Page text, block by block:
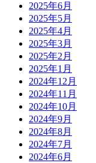
2025年6月
2025年5月
2025年4月
2025年3月
2025年2月
2025年1月
2024年12月
2024年11月
2024年10月
2024年9月
2024年8月
2024年7月
2024年6月